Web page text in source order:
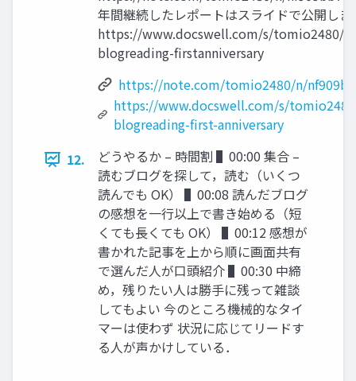
年間継続したレポートはスライドで公開しま
https://www.docswell.com/s/tomio2480/
blogreading-firstanniversary
https://note.com/tomio2480/n/
https://www.docswell.com/s/
blogreading-first-anniversary
12.
どうやるか – 時間割 ▌00:00 集合 –
読むブログを探して，読む（いくつ
読んでも OK） ▌00:08 読んだブログ
の感想を⼀⾏以上で書き始める（短
くても⻑くても OK） ▌00:12 感想が
書かれた記事を上から順に画⾯共有
で選んだ⼈が⼝頭紹介 ▌00:30 中締
め，残りたい⼈は勝⼿に残って雑談
してもよい 今のところ機械的なタイ
マーは使わず 状況に応じてリードす
る⼈が声かけしている．